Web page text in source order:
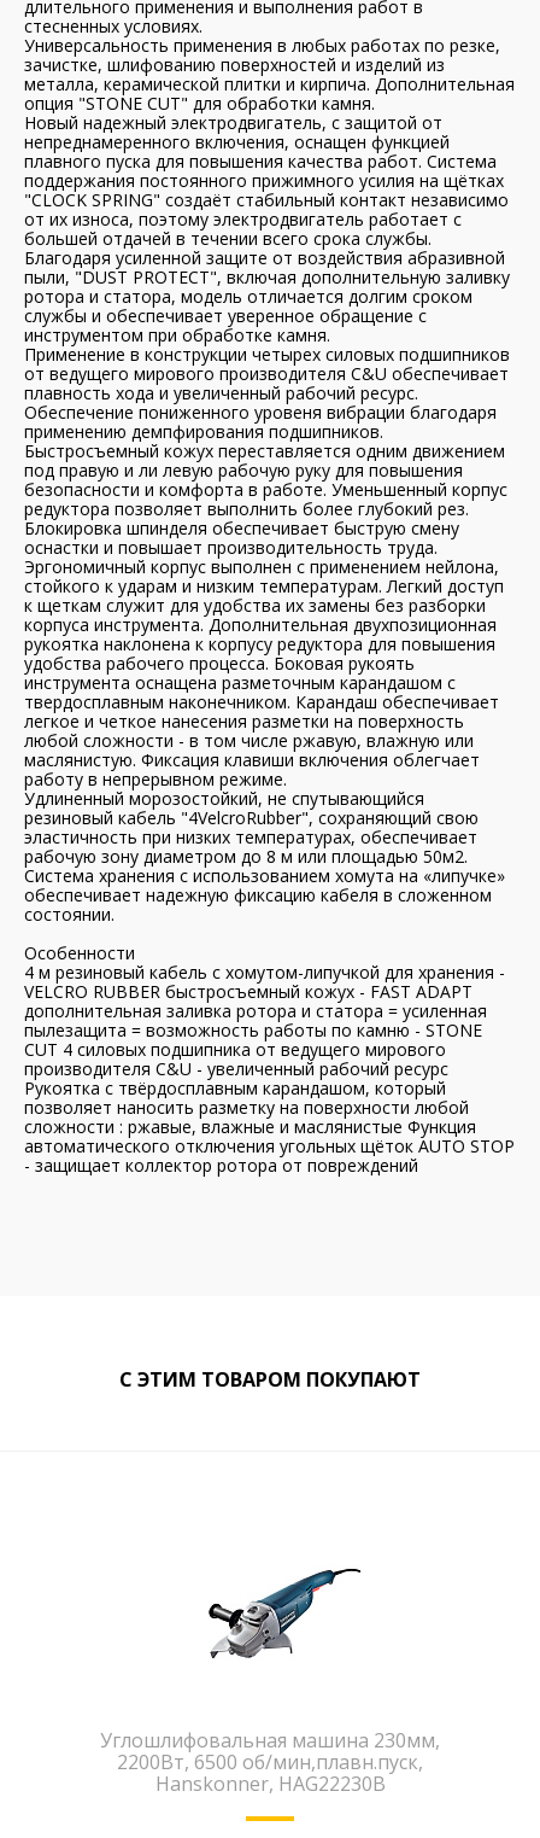
длительного применения и выполнения работ в
стесненных условиях.
Универсальность применения в любых работах по резке,
зачистке, шлифованию поверхностей и изделий из
металла, керамической плитки и кирпича. Дополнительная
опция "STONE CUT" для обработки камня.
Новый надежный электродвигатель, с защитой от
непреднамеренного включения, оснащен функцией
плавного пуска для повышения качества работ. Система
поддержания постоянного прижимного усилия на щётках
"CLOCK SPRING" создаёт стабильный контакт независимо
от их износа, поэтому электродвигатель работает с
большей отдачей в течении всего срока службы.
Благодаря усиленной защите от воздействия абразивной
пыли, "DUST PROTECT", включая дополнительную заливку
ротора и статора, модель отличается долгим сроком
службы и обеспечивает уверенное обращение с
инструментом при обработке камня.
Применение в конструкции четырех силовых подшипников
от ведущего мирового производителя C&U обеспечивает
плавность хода и увеличенный рабочий ресурс.
Обеспечение пониженного уровеня вибрации благодаря
применению демпфирования подшипников.
Быстросъемный кожух переставляется одним движением
под правую и ли левую рабочую руку для повышения
безопасности и комфорта в работе. Уменьшенный корпус
редуктора позволяет выполнить более глубокий рез.
Блокировка шпинделя обеспечивает быструю смену
оснастки и повышает производительность труда.
Эргономичный корпус выполнен с применением нейлона,
стойкого к ударам и низким температурам. Легкий доступ
к щеткам служит для удобства их замены без разборки
корпуса инструмента. Дополнительная двухпозиционная
рукоятка наклонена к корпусу редуктора для повышения
удобства рабочего процесса. Боковая рукоять
инструмента оснащена разметочным карандашом с
твердосплавным наконечником. Карандаш обеспечивает
легкое и четкое нанесения разметки на поверхность
любой сложности - в том числе ржавую, влажную или
маслянистую. Фиксация клавиши включения облегчает
работу в непрерывном режиме.
Удлиненный морозостойкий, не спутывающийся
резиновый кабель "4VelcroRubber", сохраняющий свою
эластичность при низких температурах, обеспечивает
рабочую зону диаметром до 8 м или площадью 50м2.
Система хранения с использованием хомута на «липучке»
обеспечивает надежную фиксацию кабеля в сложенном
состоянии.
Особенности
4 м резиновый кабель с хомутом-липучкой для хранения -
VELCRO RUBBER быстросъемный кожух - FAST ADAPT
дополнительная заливка ротора и статора = усиленная
пылезащита = возможность работы по камню - STONE
CUT 4 силовых подшипника от ведущего мирового
производителя C&U - увеличенный рабочий ресурс
Рукоятка с твёрдосплавным карандашом, который
позволяет наносить разметку на поверхности любой
сложности : ржавые, влажные и маслянистые Функция
автоматического отключения угольных щёток AUTO STOP
- защищает коллектор ротора от повреждений
С ЭТИМ ТОВАРОМ ПОКУПАЮТ
Углошлифовальная машина 230мм,
2200Вт, 6500 об/мин,плавн.пуск,
Hanskonner, HAG22230B